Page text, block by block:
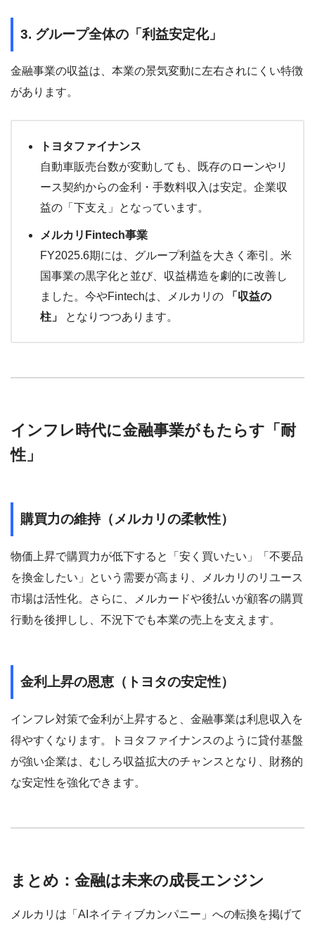
3. グループ全体の「利益安定化」
金融事業の収益は、本業の景気変動に左右されにくい特徴
があります。
トヨタファイナンス
自動車販売台数が変動しても、既存のローンやリ
ース契約からの金利・手数料収入は安定。企業収
益の「下支え」となっています。
メルカリFintech事業
FY2025.6期には、グループ利益を大きく牽引。米
国事業の黒字化と並び、収益構造を劇的に改善し
ました。今やFintechは、メルカリの
「収益の
柱」
となりつつあります。
インフレ時代に金融事業がもたらす「耐
性」
購買力の維持（メルカリの柔軟性）
物価上昇で購買力が低下すると「安く買いたい」「不要品
を換金したい」という需要が高まり、メルカリのリユース
市場は活性化。さらに、メルカードや後払いが顧客の購買
行動を後押しし、不況下でも本業の売上を支えます。
金利上昇の恩恵（トヨタの安定性）
インフレ対策で金利が上昇すると、金融事業は利息収入を
得やすくなります。トヨタファイナンスのように貸付基盤
が強い企業は、むしろ収益拡大のチャンスとなり、財務的
な安定性を強化できます。
まとめ：金融は未来の成長エンジン
メルカリは「AIネイティブカンパニー」への転換を掲げて